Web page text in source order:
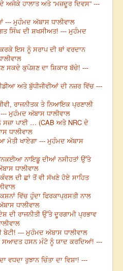
ਅਜੋਕੇ ਹਾਲਾਤ ਅਤੇ “ਮਜ਼ਦੂਰ ਦਿਵਸ” ---
ਮੁਹੰਮਦ ਅੱਬਾਸ ਧਾਲੀਵਾਲ
ਸਿੰਘ ਦੀ ਸ਼ਖਸੀਅਤ! --- ਮੁਹੰਮਦ
ਇਸ ਨੂੰ ਸਰਾਪ ਦੀ ਥਾਂ ਵਰਦਾਨ
ਸਕਦੇ ਕੁਪੋਸ਼ਣ ਦਾ ਸ਼ਿਕਾਰ ਬੱਚੇ! ---
ਅਤੇ ਬੁੱਧੀਜੀਵੀਆਂ ਦੀ ਨਜ਼ਰ ਵਿੱਚ ---
ਰਾਜਨੀਤਕ ਤੇ ਨਿਆਇਕ ਪ੍ਰਣਾਲੀ
ਮੁਹੰਮਦ ਅੱਬਾਸ ਧਾਲੀਵਾਲ
ਸਜ਼ਾ ਪਾਈ … (CAB ਅਤੇ NRC ਦੇ
ਧਾਲੀਵਾਲ
ਮੋਤੀ ਖਾਏਗਾ --- ਮੁਹੰਮਦ ਅੱਬਾਸ
ਨਾਇਡੂ ਦੀਆਂ ਨਸੀਹਤਾਂ ਉੱਤੇ
ਧਾਲੀਵਾਲ
ਦੀ ਛਾਂ ਤੋਂ ਵੀ ਸੱਖਣੇ ਹੋਏ ਸਾਹਿਤ
ਵਿੱਚ ਹੁੰਦਾ ਫਿਰਕਾਪ੍ਰਸਤੀ ਨਾਲ
ਧਾਲੀਵਾਲ
ਦੀ ਰਾਜਨੀਤੀ ਉੱਤੇ ਦੂਰਗਾਮੀ ਪ੍ਰਭਾਵ
--- ਮੁਹੰਮਦ ਅੱਬਾਸ ਧਾਲੀਵਾਲ
ਸਆਦਤ ਹਸਨ ਮੰਟੋ ਨੂੰ ਯਾਦ ਕਰਦਿਆਂ! ---
ਵਧਦਾ ਰੁਝਾਨ ਚਿੰਤਾ ਦਾ ਵਿਸ਼ਾ! ---